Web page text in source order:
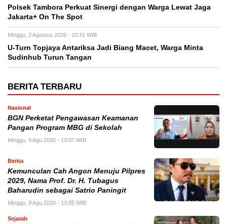
Polsek Tambora Perkuat Sinergi dengan Warga Lewat Jaga
Jakarta+ On The Spot
Minggu, 2 Agustus 2026 - 10:31 WIB
U-Turn Topjaya Antariksa Jadi Biang Macet, Warga Minta
Sudinhub Turun Tangan
BERITA TERBARU
Nasional
BGN Perketat Pengawasan Keamanan
Pangan Program MBG di Sekolah
Minggu, 9 Agu 2026 - 13:07 WIB
Berita
Kemunculan Cah Angon Menuju Pilpres
2029, Nama Prof. Dr. H. Tubagus
Baharudin sebagai Satrio Paningit
Minggu, 9 Agu 2026 - 13:05 WIB
Sejarah